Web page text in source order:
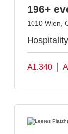
196+
1010 Wien,
A1.340